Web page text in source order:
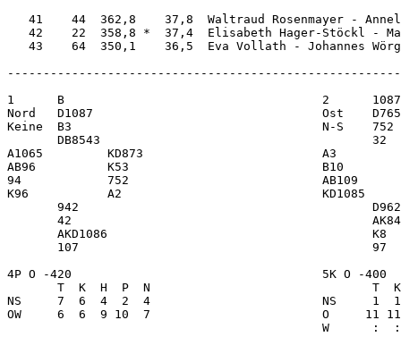
41    44  362,8    37,8  Waltraud Rosenmayer -
42    22  358,8 *  37,4  Elisabeth Hager-Stöckl